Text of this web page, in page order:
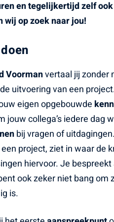
en tegelijkertijd zelf
wij op zoek naar jou!
Voormanvertaal jij zonder
uitvoering van een
eigen opgebouwde
jouw collega’s iedere dag
bij vragen of
project, ziet in waar de
hiervoor. Je
ook zeker niet bang om
is.